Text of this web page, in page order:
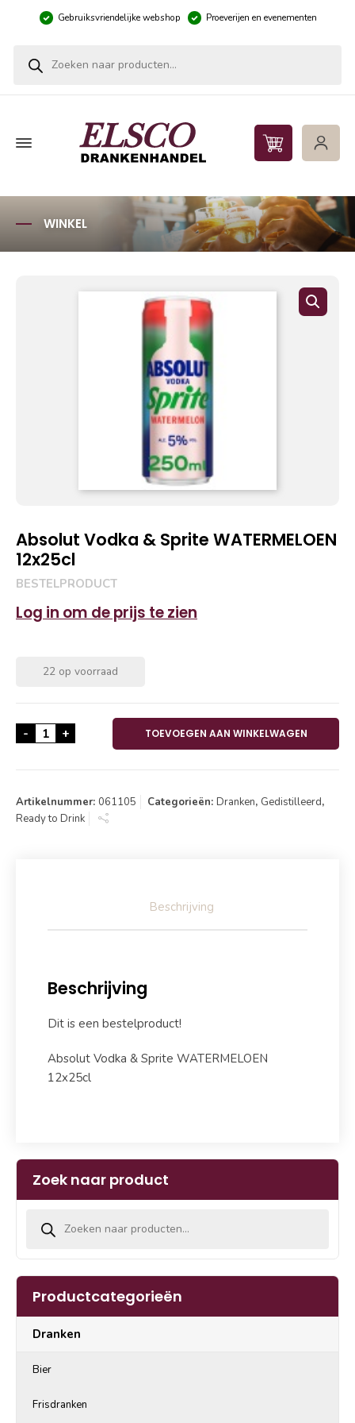
Gebruiksvriendelijke webshop Proeverijen en evenementen
WINKEL
Absolut Vodka & Sprite WATERMELOEN
12x25cl
BESTELPRODUCT
Log in om de prijs te zien
22 op voorraad
- Absolut Vodka & Sprite WATERMELOEN 12x25cl
+ TOEVOEGEN AAN WINKELWAGEN
Artikelnummer: 061105 Categorieën: Dranken, Gedistilleerd,
Ready to Drink
Beschrijving
Beschrijving
Dit is een bestelproduct!
Absolut Vodka & Sprite WATERMELOEN
12x25cl
Zoek naar product
Productcategorieën
Dranken
Bier
Frisdranken